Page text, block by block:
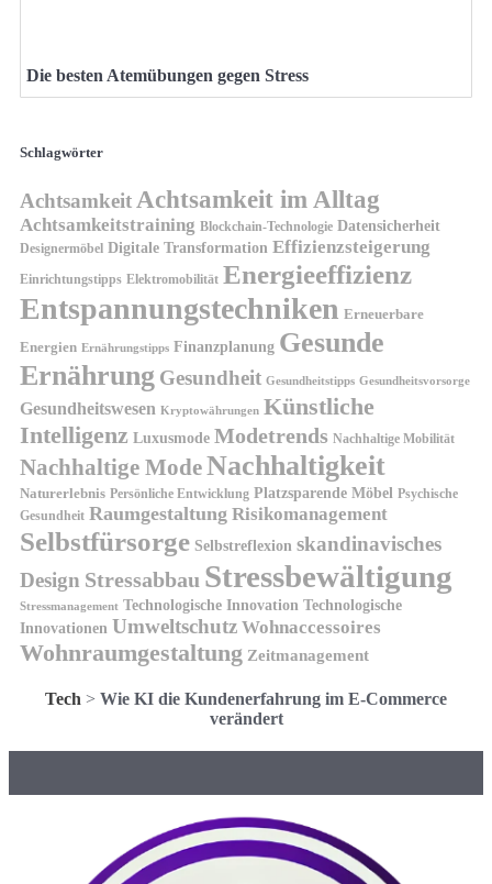
Die besten Atemübungen gegen Stress
Schlagwörter
AchtsamkeitAchtsamkeit im Alltag
Achtsamkeitstraining Blockchain-Technologie Datensicherheit
Designermöbel Digitale Transformation Effizienzsteigerung
Einrichtungstipps Elektromobilität Energieeffizienz
Entspannungstechniken Erneuerbare
Energien Ernährungstipps Finanzplanung Gesunde
Ernährung Gesundheit Gesundheitstipps Gesundheitsvorsorge
Gesundheitswesen Kryptowährungen Künstliche
Intelligenz Luxusmode Modetrends Nachhaltige Mobilität
Nachhaltige ModeNachhaltigkeit
Naturerlebnis Persönliche Entwicklung Platzsparende Möbel Psychische
Gesundheit Raumgestaltung Risikomanagement
Selbstfürsorge Selbstreflexion skandinavisches
Design Stressabbau Stressbewältigung
Stressmanagement Technologische Innovation Technologische
Innovationen Umweltschutz Wohnaccessoires
Wohnraumgestaltung Zeitmanagement
Tech > Wie KI die Kundenerfahrung im E-Commerce
verändert